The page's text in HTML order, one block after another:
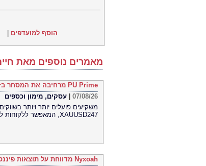
הוסף למועדפים
מאמרים נוספים מאת
PU Prime מרחיבה את המסחר בזהב עם השקת XAUUSD247
07/08/26
עסקים, מימון וכספים
XAUUSD247, המאפשר ללקוחות לסחור בזהב 24 שעות ביממה, שבעה ימים בשבוע, בפלטפורמת MT5
Nyxoah מדווחת על תוצאות פיננסיות ותפעוליות ברבעון השני ובמחצית הראשונה של 2026